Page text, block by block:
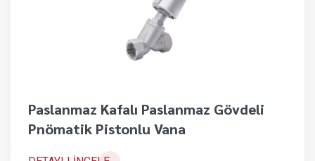
Paslanmaz Kafalı Paslanmaz Gövdeli
Pnömatik Pistonlu Vana